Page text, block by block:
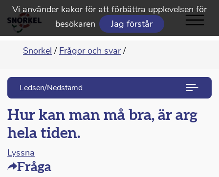
Vi använder kakor för att förbättra upplevelsen för
besökaren
Jag förstår
Snorkel / Frågor och svar /
Ledsen/Nedstämd
Hur kan man må bra, är arg
hela tiden.
Lyssna
Fråga